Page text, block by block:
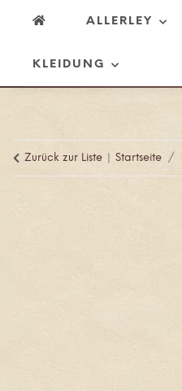
ALLERLEY
KLEIDUNG
Zurück zur Liste Startseite